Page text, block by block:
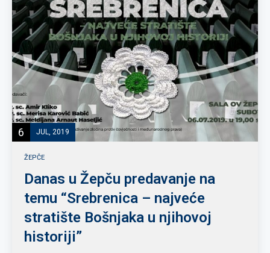
6 JUL, 2019
ŽEPČE
Danas u Žepču predavanje na
temu “Srebrenica – najveće
stratište Bošnjaka u njihovoj
historiji”